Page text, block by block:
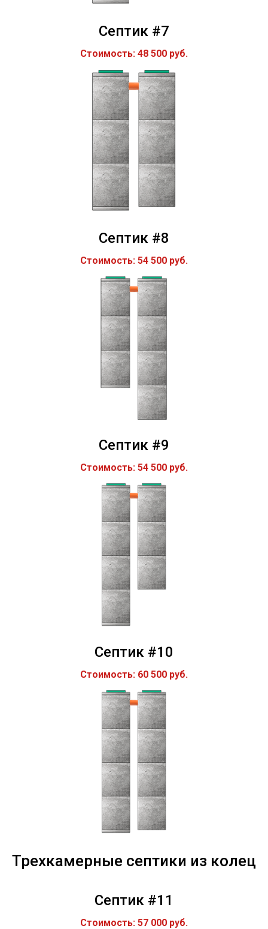
Септик #7
Стоимость: 48 500 руб.
Септик #8
Стоимость: 54 500 руб.
Септик #9
Стоимость: 54 500 руб.
Септик #10
Стоимость: 60 500 руб.
Трехкамерные септики из колец
Септик #11
Стоимость: 57 000 руб.